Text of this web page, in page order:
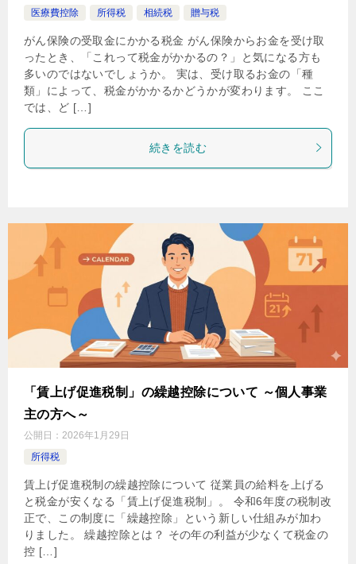
医療費控除
所得税 相続税 贈与税
がん保険の受取金にかかる税金 がん保険からお金を受け取
ったとき、「これって税金がかかるの？」と気になる方も
多いのではないでしょうか。 実は、受け取るお金の「種
類」によって、税金がかかるかどうかが変わります。 ここ
では、ど […]
続きを読む
「賃上げ促進税制」の繰越控除について ～個人事業
主の方へ～
公開日： 2026年1月29日
所得税
賃上げ促進税制の繰越控除について 従業員の給料を上げる
と税金が安くなる「賃上げ促進税制」。 令和6年度の税制改
正で、この制度に「繰越控除」という新しい仕組みが加わ
りました。 繰越控除とは？ その年の利益が少なくて税金の
控 […]